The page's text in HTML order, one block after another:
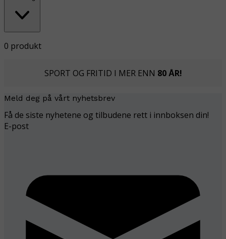
0 produkt
SPORT OG FRITID I MER ENN 80 ÅR!
Meld deg på vårt nyhetsbrev
Få de siste nyhetene og tilbudene rett i innboksen din!
E-post